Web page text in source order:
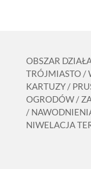
OBSZAR
TRÓJMIASTO /
KARTUZY /
OGRODÓW /
/
NIWELACJA